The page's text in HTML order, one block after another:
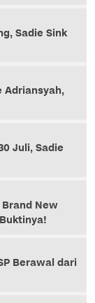
Sadie Sink
Adriansyah,
Juli, Sadie
Brand New
Berawal dari